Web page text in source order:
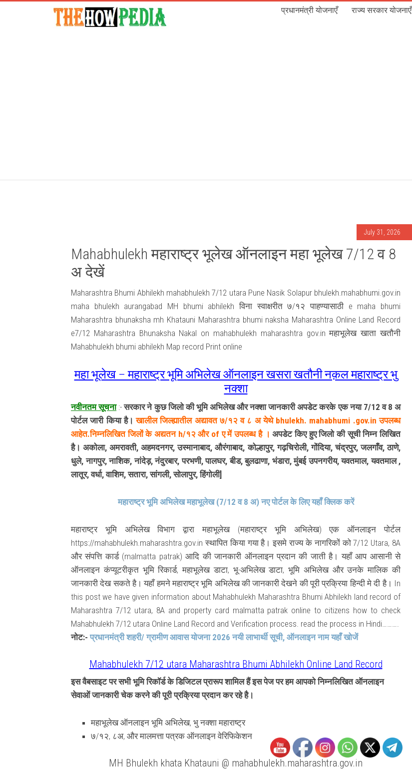
प्रधानमंत्री योजनाएँ राज्य सरकार योजनाएँ
July 31, 2026
Mahabhulekh महाराष्ट्र भूलेख ऑनलाइन महा भूलेख 7/12 व 8
अ देखें
Maharashtra Bhumi Abhilekh mahabhulekh 7/12 utara Pune Nasik Solapur bhulekh.mahabhumi.gov.in
maha bhulekh aurangabad MH bhumi abhilekh विना स्वाक्षरीत ७/१२ पाहण्यासाठी e maha bhumi
Maharashtra bhunaksha mh Khatauni Maharashtra bhumi naksha Maharashtra Online Land Record
e7/12 Maharashtra Bhunaksha Nakal on mahabhulekh maharashtra gov.in महाभूलेख खाता खतौनी
Mahabhulekh bhumi abhilekh Map record Print online
महा भूलेख – महाराष्ट्र भूमि अभिलेख ऑनलाइन खसरा खतौनी नक़ल महाराष्ट्र भु
नक्शा
नवीनतम सूचना:-सरकार ने कुछ जिलो की भूमि अभिलेख और नक्शा जानकारी अपडेट करके एक नया 7/12 व 8 अ
पोर्टल जारी किया है। खालील जिल्ह्यातील अद्यावत ७/१२ व ८ अ येथे bhulekh. mahabhumi .gov.in उपलब्ध
आहेत.निम्नलिखित जिलों के अद्यतन h/१२ और of ए में उपलब्ध है । अपडेट किए हुए जिलो की सूची निम्न लिखित
है। अकोला, अमरावती, अहमदनगर, उस्मानाबाद, औरंगाबाद, कोल्हापुर, गढ़चिरोली, गोंदिया, चंद्रपुर, जलगाँव, ठाणे,
धुले, नागपुर, नाशिक, नांदेड़, नंदुरबार, परभणी, पालघर, बीड, बुलढाणा, भंडारा, मुंबई उपनगरीय, यवतमाल, यवतमाल ,
लातूर, वर्धा, वाशिम, सतारा, सांगली, सोलापुर, हिंगोली]
महाराष्ट्र भूमि अभिलेख महाभूलेख (7/12 व 8 अ) नए पोर्टल के लिए यहाँ क्लिक करें
महाराष्ट्र भूमि अभिलेख विभाग द्वारा महाभूलेख (महाराष्ट्र भूमि अभिलेख) एक ऑनलाइन पोर्टल
https://mahabhulekh.maharashtra.gov.in स्थापित किया गया है। इसमे राज्य के नागरिकों को 7/12 Utara, 8A
और संपत्ति कार्ड (malmatta patrak) आदि की जानकारी ऑनलाइन प्रदान की जाती है। यहाँ आप आसानी से
ऑनलाइन कंप्यूटरीकृत भूमि रिकार्ड, महाभूलेख डाटा, भू-अभिलेख डाटा, भूमि अभिलेख और उनके मालिक की
जानकारी देख सकते है। यहाँ हमने महाराष्ट्र भूमि अभिलेख की जानकारी देखने की पूरी प्रक्रिया हिन्दी मे दी है। In
this post we have given information about Mahabhulekh Maharashtra Bhumi Abhilekh land record of
Maharashtra 7/12 utara, 8A and property card malmatta patrak online to citizens how to check
Mahabhulekh 7/12 utara Online Land Record and Verification process. read the process in Hindi……….
नोट:- प्रधानमंत्री शहरी/ ग्रामीण आवास योजना 2026 नयी लाभार्थी सूची, ऑनलाइन नाम यहाँ खोजें
Mahabhulekh 7/12 utara Maharashtra Bhumi Abhilekh Online Land Record
इस वैबसाइट पर सभी भूमि रिकॉर्ड के डिजिटल प्रारूप शामिल हैं इस पेज पर हम आपको निम्नलिखित ऑनलाइन
सेवाओं जानकारी चेक करने की पूरी प्रक्रिया प्रदान कर रहे है।
महाभूलेख ऑनलाइन भूमि अभिलेख, भु नक्शा महाराष्ट्र
७/१२, ८अ, और मालमत्ता पत्रक ऑनलाइन वेरिफिकेशन
MH Bhulekh khata Khatauni @ mahabhulekh.maharashtra.gov.in